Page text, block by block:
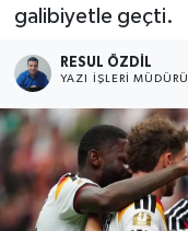
galibiyetle geçti.
RESUL ÖZDIL
YAZI İŞLERI MÜDÜRÜ